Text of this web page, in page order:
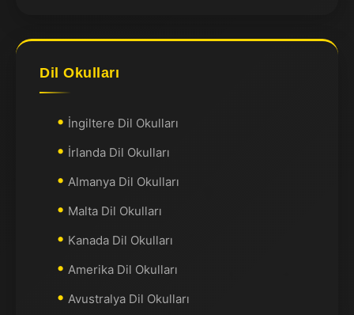
Dil Okulları
İngiltere Dil Okulları
İrlanda Dil Okulları
Almanya Dil Okulları
Malta Dil Okulları
Kanada Dil Okulları
Amerika Dil Okulları
Avustralya Dil Okulları